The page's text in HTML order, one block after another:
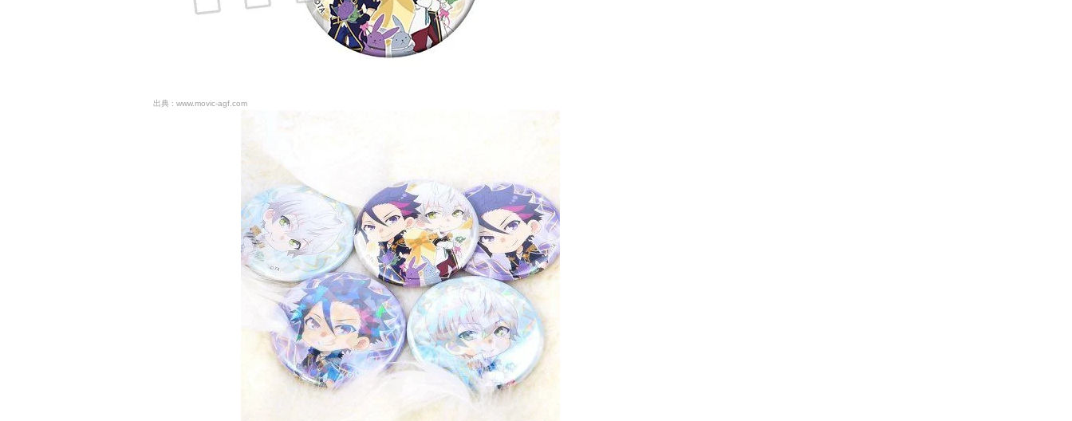
www.movic-agf.com